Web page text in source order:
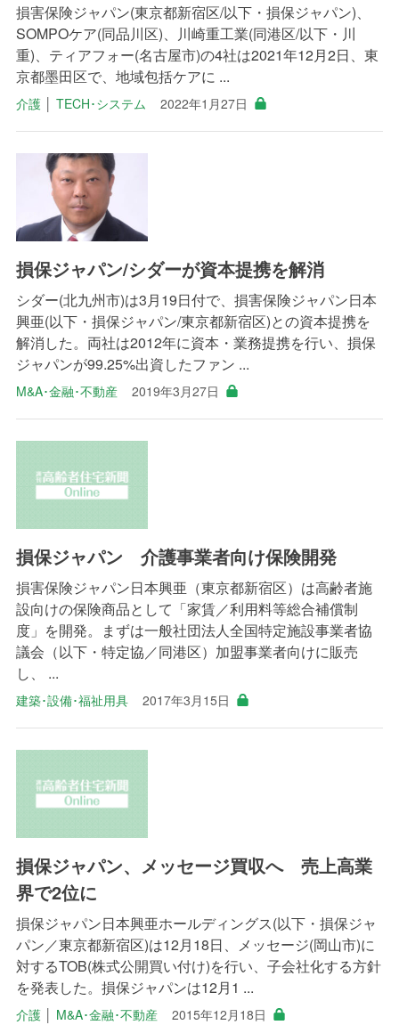
損害保険ジャパン(東京都新宿区/以下・損保ジャパン)、
SOMPOケア(同品川区)、川崎重工業(同港区/以下・川
重)、ティアフォー(名古屋市)の4社は2021年12月2日、東
京都墨田区で、地域包括ケアに ...
介護│ TECH･システム 2022年1月27日
損保ジャパン/シダーが資本提携を解消
シダー(北九州市)は3月19日付で、損害保険ジャパン日本
興亜(以下・損保ジャパン/東京都新宿区)との資本提携を
解消した。両社は2012年に資本・業務提携を行い、損保
ジャパンが99.25%出資したファン ...
M&A･金融･不動産 2019年3月27日
損保ジャパン 介護事業者向け保険開発
損害保険ジャパン日本興亜（東京都新宿区）は高齢者施
設向けの保険商品として「家賃／利用料等総合補償制
度」を開発。まずは一般社団法人全国特定施設事業者協
議会（以下・特定協／同港区）加盟事業者向けに販売
し、 ...
建築･設備･福祉用具 2017年3月15日
損保ジャパン、メッセージ買収へ 売上高業
界で2位に
損保ジャパン日本興亜ホールディングス(以下・損保ジャ
パン／東京都新宿区)は12月18日、メッセージ(岡山市)に
対するTOB(株式公開買い付け)を行い、子会社化する方針
を発表した。損保ジャパンは12月1 ...
介護│ M&A･金融･不動産 2015年12月18日